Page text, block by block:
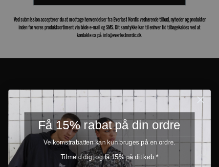
Ved submission accepterer du at modtage henvendelser fra Everlast Nordic vedrørende tilbud, nyheder og produkter
inden for vores produktsortiment via både e-mail og SMS. Dit samtykke kan til enhver tid tilbagekaldes ved at
kontakte os på: info@everlastnordic.dk.
Få 15% rabat på din ordre
Velkomstrabatten kan kun bruges på en ordre.
Tilmeld dig, og få 15% på dit køb.*